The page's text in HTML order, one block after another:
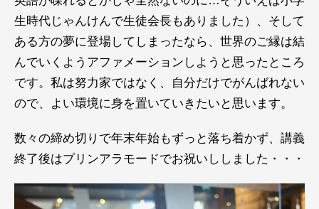
生時代じゃんけんで生徒会長もありました）、そして
ある方の夢に登場してしまったなら、世界のご縁は結
んでいくようアファメーションしようと思ったところ
です。私は努力家ではなく、自分だけでがんばれない
ので、よい環境に身を置いていきたいと思います。
数々の締め切りで年末年始もずっと落ち着かず、講義
終了後はプリンアラモードでお祝いししました・・・